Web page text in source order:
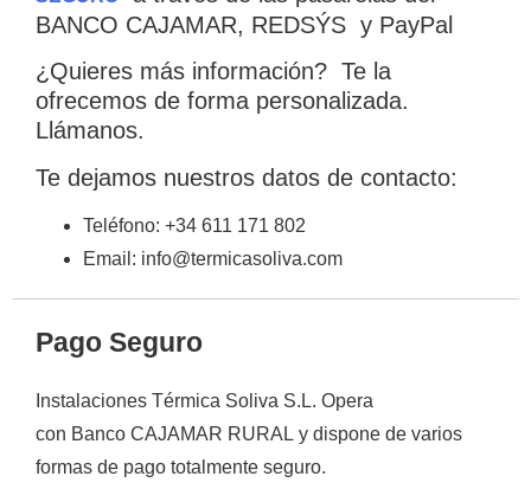
BANCO CAJAMAR, REDSÝS y PayPal
¿Quieres más información? Te la
ofrecemos de forma personalizada.
Llámanos.
Te dejamos nuestros datos de contacto:
Teléfono: +34 611 171 802
Email: info@termicasoliva.com
Pago Seguro
Instalaciones Térmica Soliva S.L. Opera
con Banco CAJAMAR RURAL y dispone de varios
formas de pago totalmente seguro.